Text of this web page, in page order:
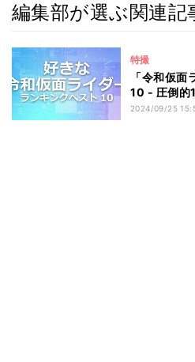
編集部が選ぶ関連記
特撮
「令和仮
10 - 圧倒的
2024/09/25